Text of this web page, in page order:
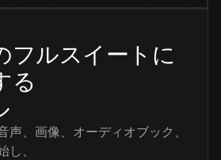
フルスイートに
る
声、画像、オーディオブック、
し、